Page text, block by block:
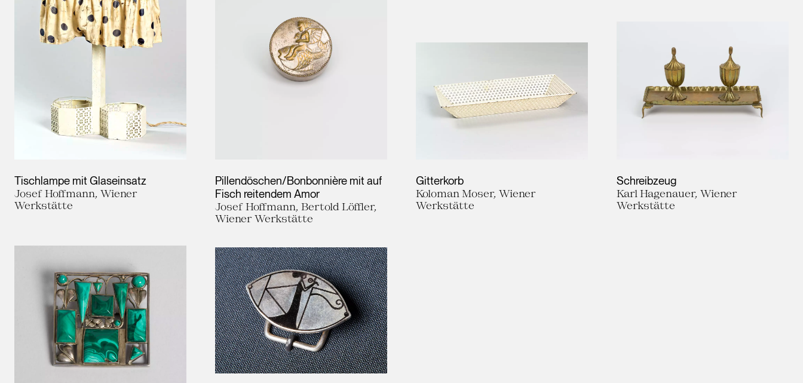
Tischlampe mit Glaseinsatz
Josef Hoffmann, Wiener
Werkstätte
Pillendöschen/Bonbonnière mit auf
Fisch reitendem Amor
Josef Hoffmann, Bertold Löffler,
Wiener Werkstätte
Gitterkorb
Koloman Moser, Wiener
Werkstätte
Schreibzeug
Karl Hagenauer, Wiener
Werkstätte